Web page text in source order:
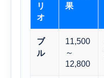
リ
オ
果
ブ
ル
11,500
～
12,800